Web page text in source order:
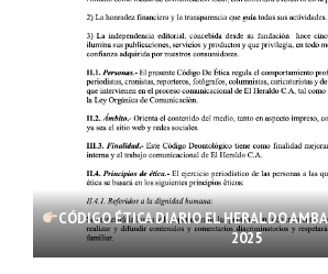
CÓDIGO ÉTICA DIARIO EL HERALDO
2025